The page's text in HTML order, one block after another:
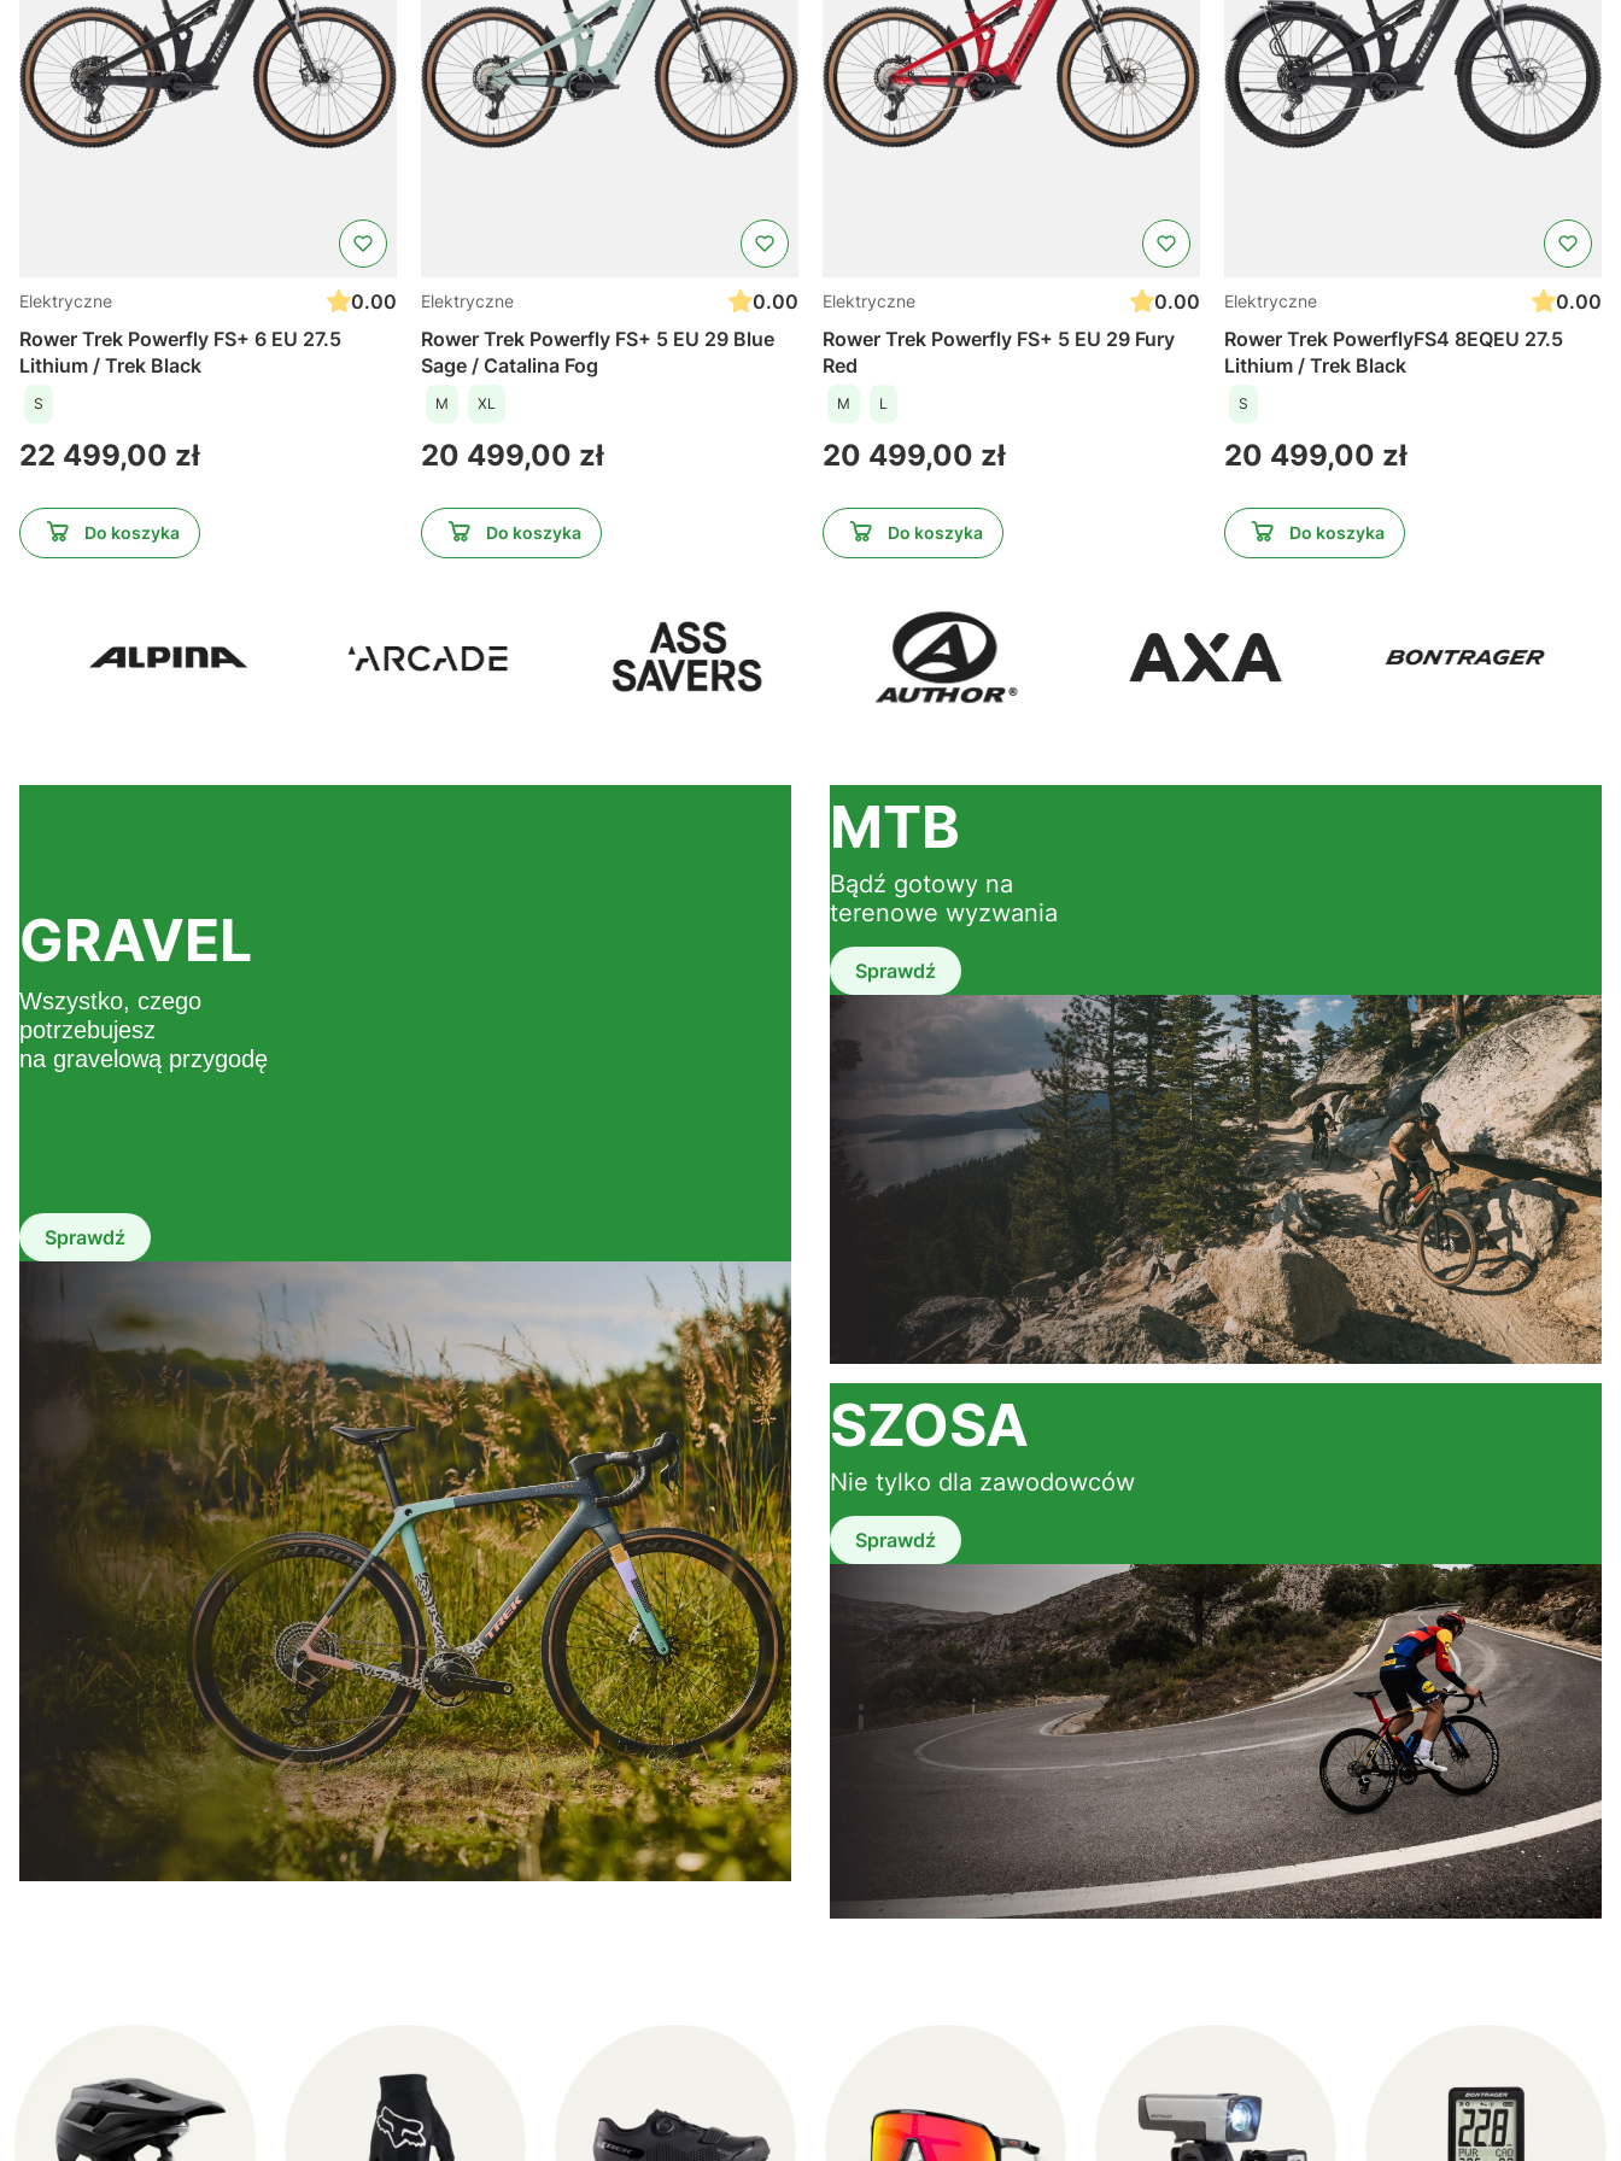
Elektryczne
0.00
Rower Trek Powerfly FS+ 6 EU 27.5
Lithium / Trek Black
S
Cena
22 499,00 zł
Do koszyka
Elektryczne
0.00
Rower Trek Powerfly FS+ 5 EU 29 Blue
Sage / Catalina Fog
M XL
Cena
20 499,00 zł
Do koszyka
Elektryczne
0.00
Rower Trek Powerfly FS+ 5 EU 29 Fury
Red
M L
Cena
20 499,00 zł
Do koszyka
Elektryczne
0.00
Rower Trek PowerflyFS4 8EQEU 27.5
Lithium / Trek Black
S
Cena
20 499,00 zł
Do koszyka
GRAVEL
Wszystko, czego
potrzebujesz
na gravelową przygodę
Sprawdź
MTB
Bądź gotowy na
terenowe wyzwania
Sprawdź
SZOSA
Nie tylko dla zawodowców
Sprawdź